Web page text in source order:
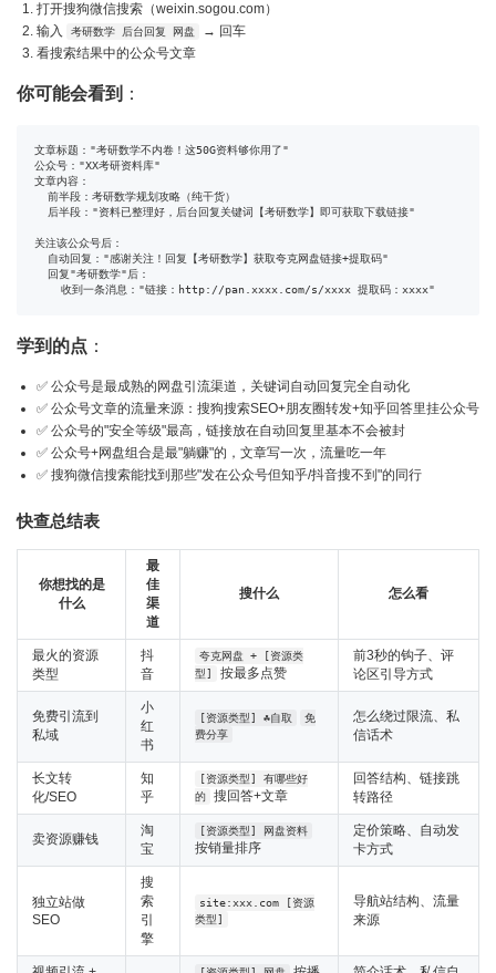
打开搜狗微信搜索（weixin.sogou.com）
输入
考研数学 后台回复 网盘
→ 回车
看搜索结果中的公众号文章
你可能会看到 ：
文章标题："考研数学不内卷！这50G资料够你用了"
公众号："XX考研资料库"
文章内容：
  前半段：考研数学规划攻略（纯干货）
  后半段："资料已整理好，后台回复关键词【考研数学】即可获取下载链接"
关注该公众号后：
  自动回复："感谢关注！回复【考研数学】获取夸克网盘链接+提取码"
  回复"考研数学"后：
    收到一条消息："链接：http://pan.xxxx.com/s/xxxx 提取码：xxxx"
学到的点 ：
✅ 公众号是最成熟的网盘引流渠道，关键词自动回复完全自动化
✅ 公众号文章的流量来源：搜狗搜索SEO+朋友圈转发+知乎回答里挂公众号
✅ 公众号的"安全等级"最高，链接放在自动回复里基本不会被封
✅ 公众号+网盘组合是最"躺赚"的，文章写一次，流量吃一年
✅ 搜狗微信搜索能找到那些"发在公众号但知乎/抖音搜不到"的同行
快查总结表
你想找的是
什么
最
佳
渠
道
搜什么 怎么看
最火的资源
类型
抖
音
夸克网盘 + [资源类
型]
按最多点赞
前3秒的钩子、评
论区引导方式
免费引流到
私域
小
红
书
[资源类型] ☘️自取
免
费分享
怎么绕过限流、私
信话术
长文转
化/SEO
知
乎
[资源类型] 有哪些好
的
搜回答+文章
回答结构、链接跳
转路径
卖资源赚钱
淘
宝
[资源类型] 网盘资料
按销量排序
定价策略、自动发
卡方式
独立站做
SEO
搜
索
引
擎
site:xxx.com [资源
类型]
导航站结构、流量
来源